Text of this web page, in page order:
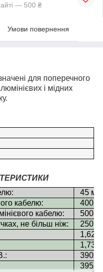
— 500 ₴
Умови повернення
для поперечного
і мідних
45 мм
кабелю:
400
кабелю:
500
не більш ніж:
250Н
1,62кг
1,73кг